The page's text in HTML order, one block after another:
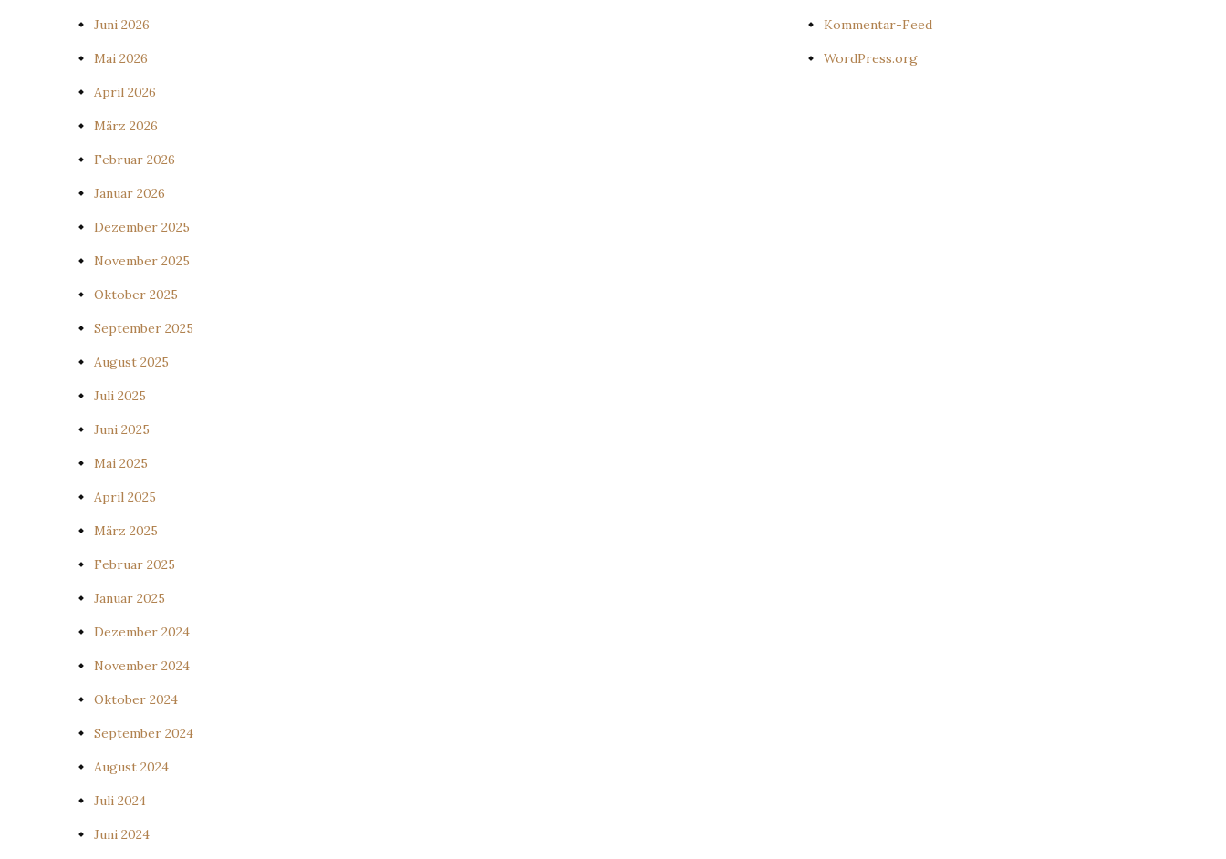
Juni 2026
Mai 2026
April 2026
März 2026
Februar 2026
Januar 2026
Dezember 2025
November 2025
Oktober 2025
September 2025
August 2025
Juli 2025
Juni 2025
Mai 2025
April 2025
März 2025
Februar 2025
Januar 2025
Dezember 2024
November 2024
Oktober 2024
September 2024
August 2024
Juli 2024
Juni 2024
Kommentar-Feed
WordPress.org